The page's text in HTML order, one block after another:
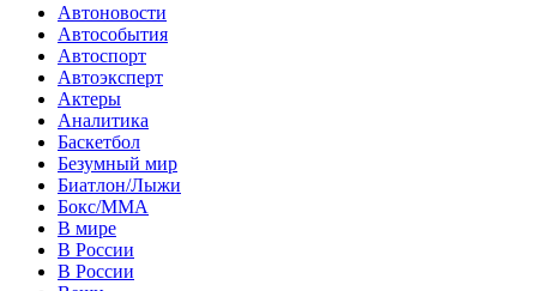
Автоновости
Автособытия
Автоспорт
Автоэксперт
Актеры
Аналитика
Баскетбол
Безумный мир
Биатлон/Лыжи
Бокс/MMA
В мире
В России
В России